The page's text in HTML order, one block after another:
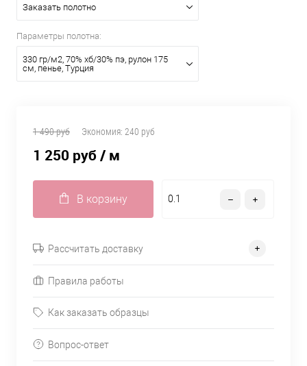
Заказать полотно
Параметры полотна:
330 гр/м2, 70% хб/30% пэ, рулон 175
см, пенье, Турция
1 490 руб Экономия: 240 руб
1 250 руб/ м
В корзину
Рассчитать доставку
Правила работы
Как заказать образцы
Вопрос-ответ